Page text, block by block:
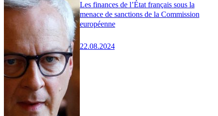
Les finances de l’État français sous la
menace de sanctions de la Commission
européenne
22.08.2024